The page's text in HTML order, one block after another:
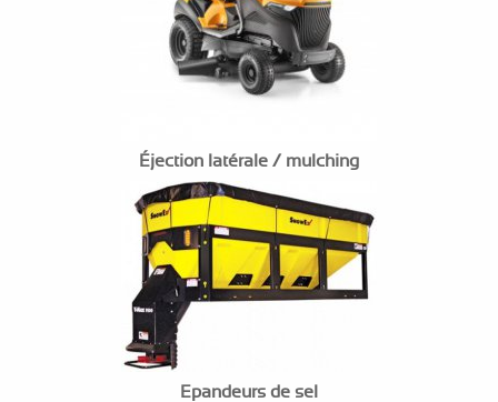
Éjection latérale / mulching
Epandeurs de sel